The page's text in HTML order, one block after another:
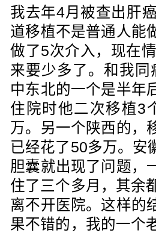
我去年4月被查出肝
道移植不是普通人能
做了5次介入，现在
来要少多了。和我
中东北的一个是半年
住院时他二次移植3
万。另一个陕西的，
已经花了50多万。安
胆囊就出现了问题，
住了三个多月，其余
离不开医院。这样的
果不错的，我的一个